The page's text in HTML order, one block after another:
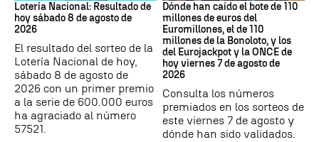
Lotería Nacional: Resultado de
hoy sábado 8 de agosto de
2026
El resultado del sorteo de la
Lotería Nacional de hoy,
sábado 8 de agosto de
2026 con un primer premio
a la serie de 600.000 euros
ha agraciado al número
57521.
Dónde han caído el bote de 110
millones de euros del
Euromillones, el de 110
millones de la Bonoloto, y los
del Eurojackpot y la ONCE de
hoy viernes 7 de agosto de
2026
Consulta los números
premiados en los sorteos de
este viernes 7 de agosto y
dónde han sido validados.